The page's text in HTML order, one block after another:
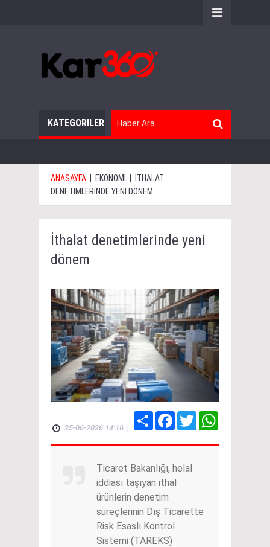
KATEGORILER
ANASAYFA | EKONOMİ | İTHALAT
DENETIMLERINDE YENI DÖNEM
İthalat denetimlerinde yeni
dönem
25-06-2026 14:16 |
Share FacebookTwitter
Ticaret Bakanlığı, helal
iddiası taşıyan ithal
ürünlerin denetim
süreçlerinin Dış Ticarette
Risk Esaslı Kontrol
Sistemi (TAREKS)